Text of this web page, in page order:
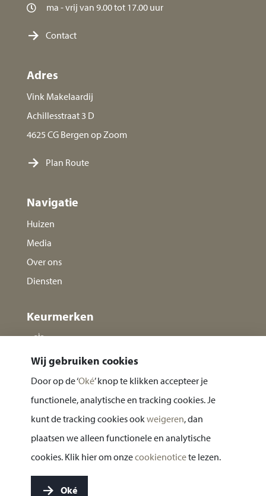
ma - vrij van 9.00 tot 17.00 uur
Contact
Adres
Vink Makelaardij
Achillesstraat 3 D
4625 CG Bergen op Zoom
Plan Route
Navigatie
Huizen
Media
Over ons
Diensten
Keurmerken
Privacy statement
Wij gebruiken cookies
Door op de ‘Oké’ knop te klikken accepteer je
functionele, analytische en tracking cookies. Je
kunt de tracking cookies ookweigeren, dan
plaatsen we alleen functionele en analytische
cookies. Klik hier om onzecookienoticete lezen.
Oké